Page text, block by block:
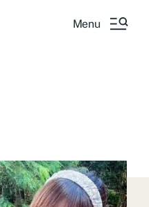
Menu